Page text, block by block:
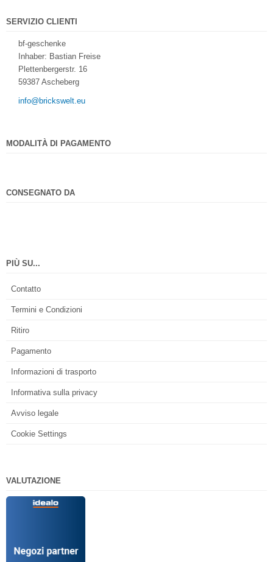
SERVIZIO CLIENTI
bf-geschenke
Inhaber: Bastian Freise
Plettenbergerstr. 16
59387 Ascheberg
info@brickswelt.eu
MODALITÀ DI PAGAMENTO
CONSEGNATO DA
PIÙ SU...
Contatto
Termini e Condizioni
Ritiro
Pagamento
Informazioni di trasporto
Informativa sulla privacy
Avviso legale
Cookie Settings
VALUTAZIONE